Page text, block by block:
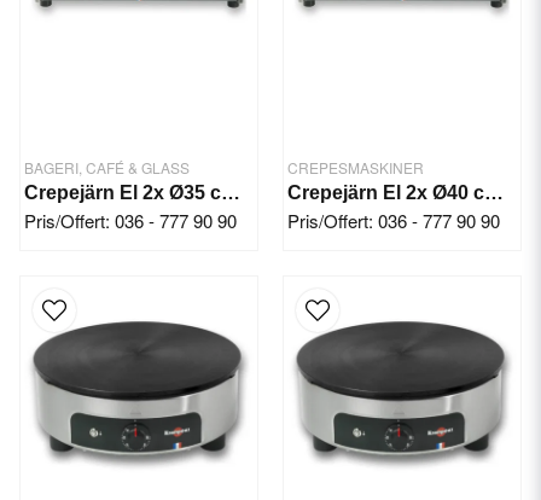
BAGERI, CAFÉ & GLASS
Crepejärn El 2x Ø35 cm / 75cm
Pris/Offert: 036 - 777 90 90
CREPESMASKINER
Crepejärn El 2x Ø40 cm / 86 cm
Pris/Offert: 036 - 777 90 90